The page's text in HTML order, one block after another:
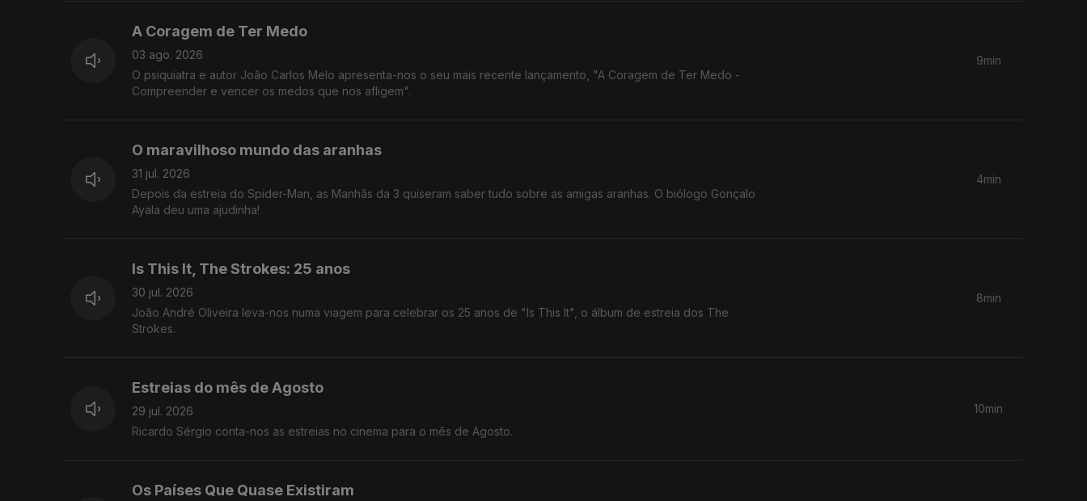
A Coragem de Ter Medo
03 ago. 2026
O psiquiatra e autor João Carlos Melo apresenta-nos o seu mais recente lançamento, "A Coragem de Ter Medo -
Compreender e vencer os medos que nos afligem".
9min
O maravilhoso mundo das aranhas
31 jul. 2026
Depois da estreia do Spider-Man, as Manhãs da 3 quiseram saber tudo sobre as amigas aranhas. O biólogo Gonçalo
Ayala deu uma ajudinha!
4min
Is This It, The Strokes: 25 anos
30 jul. 2026
João André Oliveira leva-nos numa viagem para celebrar os 25 anos de "Is This It", o álbum de estreia dos The
Strokes.
8min
Estreias do mês de Agosto
29 jul. 2026
Ricardo Sérgio conta-nos as estreias no cinema para o mês de Agosto.
10min
Os Países Que Quase Existiram